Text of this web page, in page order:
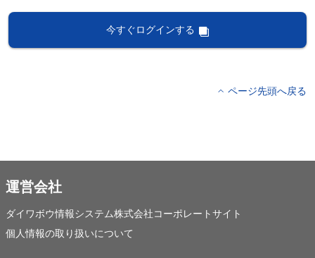
今すぐログインする
ページ先頭へ戻る
運営会社
ダイワボウ情報システム株式会社コーポレートサイト
個人情報の取り扱いについて